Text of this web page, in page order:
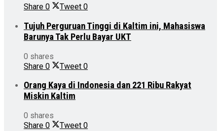
Share 0 Tweet 0
Tujuh Perguruan Tinggi di Kaltim ini, Mahasiswa
Barunya Tak Perlu Bayar UKT
0 shares
Share 0 Tweet 0
Orang Kaya di Indonesia dan 221 Ribu Rakyat
Miskin Kaltim
0 shares
Share 0 Tweet 0